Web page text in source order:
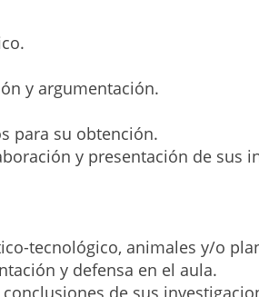
y argumentación.
para su obtención.
y presentación de sus
tecnológico, animales y/o
y defensa en el aula.
de sus